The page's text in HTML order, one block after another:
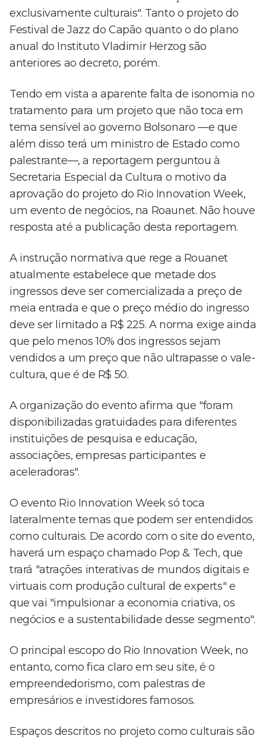
exclusivamente culturais". Tanto o projeto do
Festival de Jazz do Capão quanto o do plano
anual do Instituto Vladimir Herzog são
anteriores ao decreto, porém.
Tendo em vista a aparente falta de isonomia no
tratamento para um projeto que não toca em
tema sensível ao governo Bolsonaro —e que
além disso terá um ministro de Estado como
palestrante—, a reportagem perguntou à
Secretaria Especial da Cultura o motivo da
aprovação do projeto do Rio Innovation Week,
um evento de negócios, na Roaunet. Não houve
resposta até a publicação desta reportagem.
A instrução normativa que rege a Rouanet
atualmente estabelece que metade dos
ingressos deve ser comercializada a preço de
meia entrada e que o preço médio do ingresso
deve ser limitado a R$ 225. A norma exige ainda
que pelo menos 10% dos ingressos sejam
vendidos a um preço que não ultrapasse o vale-
cultura, que é de R$ 50.
A organização do evento afirma que "foram
disponibilizadas gratuidades para diferentes
instituições de pesquisa e educação,
associações, empresas participantes e
aceleradoras".
O evento Rio Innovation Week só toca
lateralmente temas que podem ser entendidos
como culturais. De acordo com o site do evento,
haverá um espaço chamado Pop & Tech, que
trará "atrações interativas de mundos digitais e
virtuais com produção cultural de experts" e
que vai "impulsionar a economia criativa, os
negócios e a sustentabilidade desse segmento".
O principal escopo do Rio Innovation Week, no
entanto, como fica claro em seu site, é o
empreendedorismo, com palestras de
empresários e investidores famosos.
Espaços descritos no projeto como culturais são